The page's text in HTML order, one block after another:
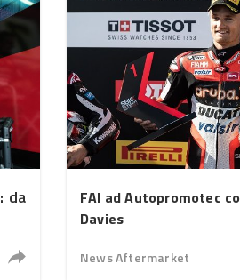
: da
FAI ad Autopromotec
Davies
News Aftermarket